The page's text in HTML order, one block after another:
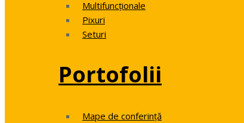
Multifuncționale
Pixuri
Seturi
Portofolii
Mape de conferință